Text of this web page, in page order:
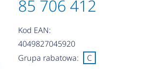
85 706 412
Kod EAN:
4049827045920
Grupa rabatowa:
C